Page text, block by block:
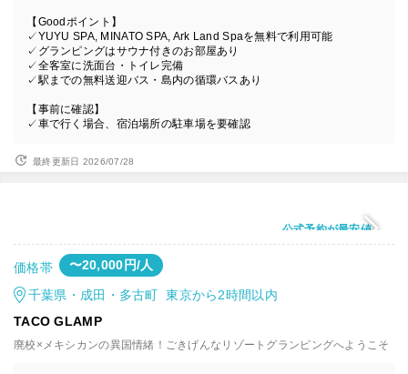
【Goodポイント】
✓YUYU SPA, MINATO SPA, Ark Land Spaを無料で利用可能
✓グランピングはサウナ付きのお部屋あり
✓全客室に洗面台・トイレ完備
✓駅までの無料送迎バス・島内の循環バスあり
【事前に確認】
✓車で行く場合、宿泊場所の駐車場を要確認
最終更新日 2026/07/28
公式予約が最安値
価格帯 〜20,000円/人
千葉県・成田・多古町 東京から2時間以内
TACO GLAMP
廃校×メキシカンの異国情緒！ごきげんなリゾートグランピングへようこそ